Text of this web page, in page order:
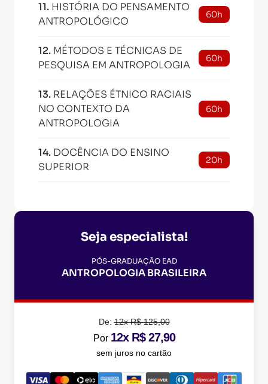
11. HISTÓRIA DO PENSAMENTO
ANTROPOLÓGICO
60h
12. MÉTODOS E TÉCNICAS DE
PESQUISA EM ANTROPOLOGIA
60h
13. RELAÇÕES ÉTNICO RACIAIS
NO CONTEXTO DA
ANTROPOLOGIA
60h
14. DOCÊNCIA DO ENSINO
SUPERIOR
20h
Seja especialista!
PÓS-GRADUAÇÃO EAD
ANTROPOLOGIA BRASILEIRA
De:12x R$ 125,00
Por 12x R$ 27,90
sem juros no cartão